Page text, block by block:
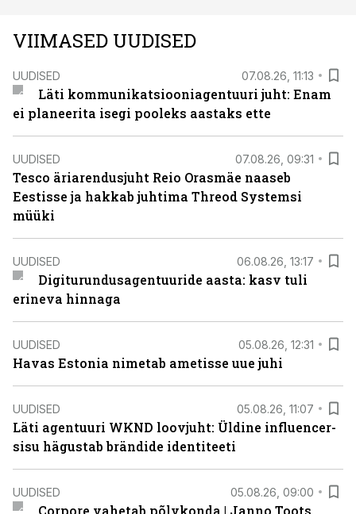
VIIMASED UUDISED
UUDISED 07.08.26, 11:13
Läti kommunikatsiooniagentuuri juht: Enam
ei planeerita isegi pooleks aastaks ette
UUDISED 07.08.26, 09:31
Tesco äriarendusjuht Reio Orasmäe naaseb
Eestisse ja hakkab juhtima Threod Systemsi
müüki
UUDISED 06.08.26, 13:17
Digiturundusagentuuride aasta: kasv tuli
erineva hinnaga
UUDISED 05.08.26, 12:31
Havas Estonia nimetab ametisse uue juhi
UUDISED 05.08.26, 11:07
Läti agentuuri WKND loovjuht: Üldine influencer-
sisu hägustab brändide identiteeti
UUDISED 05.08.26, 09:00
Corpore vahetab põlvkonda | Janno Toots